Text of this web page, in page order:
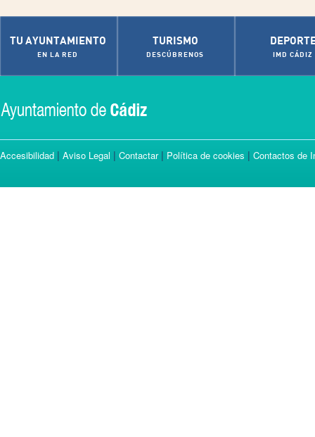
TU AYUNTAMIENTO
EN LA RED
TURISMO
DESCÚBRENOS IMD CÁDIZ
Accesibilidad | Aviso Legal | Contactar| Política de cookies | Contactos de